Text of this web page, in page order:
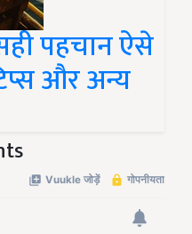
पहचान ऐसे
और अन्य